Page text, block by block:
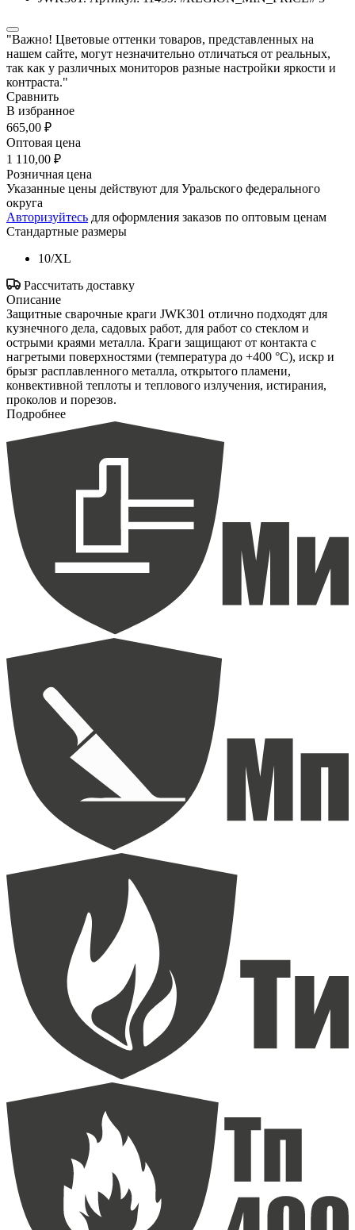
"Важно! Цветовые оттенки товаров, представленных на
нашем сайте, могут незначительно отличаться от реальных,
так как у различных мониторов разные настройки яркости и
контраста."
Сравнить
В избранное
665,00 ₽
Оптовая цена
1 110,00 ₽
Розничная цена
Указанные цены действуют для Уральского федерального
округа
Авторизуйтесь для оформления заказов по оптовым ценам
Стандартные размеры
10/XL
Рассчитать доставку
Описание
Защитные сварочные краги JWK301 отлично подходят для
кузнечного дела, садовых работ, для работ со стеклом и
острыми краями металла. Краги защищают от контакта с
нагретыми поверхностями (температура до +400 °С), искр и
брызг расплавленного металла, открытого пламени,
конвективной теплоты и теплового излучения, истирания,
проколов и порезов.
Подробнее